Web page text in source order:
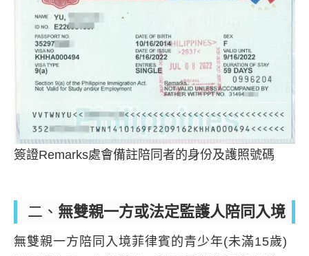
簽證Remarks處會備註陪同者的身份及護照號碼
二、 無雙親一方或法定監護人陪同入境
無雙親一方陪同入境菲律賓的青少年(未滿15歲)